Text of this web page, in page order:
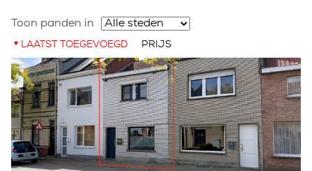
Toon panden in
LAATST TOEGEVOEGD PRIJS